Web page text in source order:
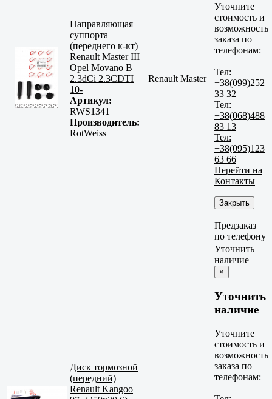
Направляющая
суппорта
(переднего к-кт)
Renault Master III
Opel Movano B
2.3dCi 2.3CDTI
10-
Артикул:
RWS1341
Производитель:
RotWeiss
Renault Master
Уточните
стоимость и
возможность
заказа по
телефонам:
Тел:
+38(099)252
33 32
Тел:
+38(068)488
83 13
Тел:
+38(095)123
63 66
Перейти на
Контакты
Закрыть
Предзаказ
по телефону
Диск тормозной
(передний)
Renault Kangoo
Уточнить
наличие
×
Уточнить
наличие
Уточните
стоимость и
возможность
заказа по
телефонам: